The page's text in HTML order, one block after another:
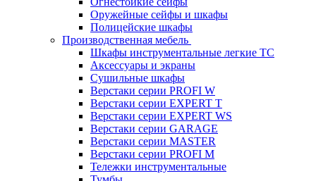
Оружейные сейфы и шкафы
Полицейские шкафы
Производственная мебель
Шкафы инструментальные легкие ТС
Аксессуары и экраны
Cушильные шкафы
Верстаки серии PROFI W
Верстаки серии EXPERT T
Верстаки серии EXPERT WS
Верстаки серии GARAGE
Верстаки серии MASTER
Верстаки серии PROFI M
Тележки инструментальные